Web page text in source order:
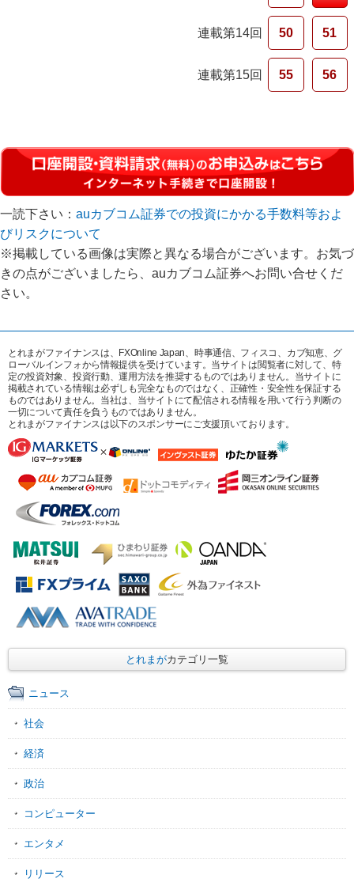
連載第14回 50 51
連載第15回 55 56
一読下さい： auカブコム証券での投資にかかる手数料等およ
びリスクについて
※掲載している画像は実際と異なる場合がございます。お気づ
きの点がございましたら、auカブコム証券へお問い合せくだ
さい。
とれまがファイナンスは、FXOnline Japan、時事通信、フィスコ、カブ知恵、グ
ローバルインフォから情報提供を受けています。当サイトは閲覧者に対して、特
定の投資対象、投資行動、運用方法を推奨するものではありません。当サイトに
掲載されている情報は必ずしも完全なものではなく、正確性・安全性を保証する
ものではありません。当社は、当サイトにて配信される情報を用いて行う判断の
一切について責任を負うものではありません。
とれまがファイナンスは以下のスポンサーにご支援頂いております。
とれまがカテゴリ一覧
ニュース
社会
経済
政治
コンピューター
エンタメ
リリース